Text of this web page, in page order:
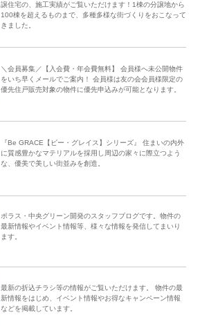
譲住宅の、施工実績がご覧いただけます！1棟の分譲地から
100棟を超えるものまで、多種多様な街づくりをおこなって
きました。
＼会員募集／【入会費・年会費無料】 会員様へ未公開物件
をいち早くメールでご案内！ 会員様は友の会会員様限定の
優先住戸販売対象の物件に優先申込みが可能となります。
『Be GRACE【ビー・グレイス】シリーズ』 住まいの内外
に質感豊かなマテリアルを採用し周辺の家々に際立つよう
な、優美で美しい街並みを創造。
ポラス・中央グリーン開発のスタッフブログです。物件の
最新情報やイベント情報等、様々な情報を発信してまいり
ます。
最新の折込チラシ等の情報がご覧いただけます。 物件の最
新情報をはじめ、イベント情報やお得なキャンペーン情報
などを掲載しています。